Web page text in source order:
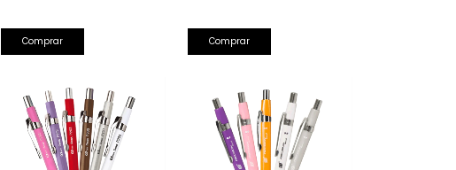
Comprar Comprar